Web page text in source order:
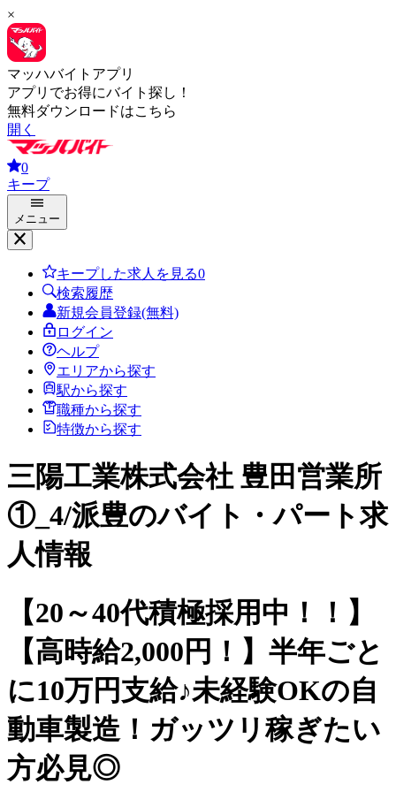
×
マッハバイトアプリ
アプリでお得にバイト探し！
無料ダウンロードはこちら
開く
0
キープ
メニュー
キープした求人を見る0
検索履歴
新規会員登録(無料)
ログイン
ヘルプ
エリアから探す
駅から探す
職種から探す
特徴から探す
三陽工業株式会社 豊田営業所
①_4/派豊のバイト・パート求
人情報
【20～40代積極採用中！！】
【高時給2,000円！】半年ごと
に10万円支給♪未経験OKの自
動車製造！ガッツリ稼ぎたい
方必見◎